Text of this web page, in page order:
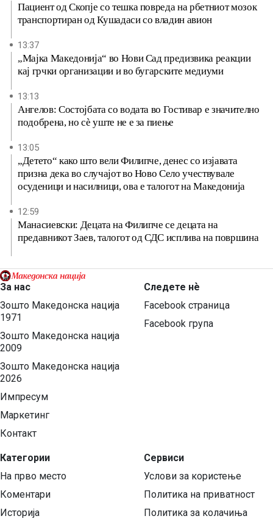
Пациент од Скопје со тешка повреда на рбетниот мозок
транспортиран од Кушадаси со владин авион
13:37
„Мајка Македонија“ во Нови Сад предизвика реакции
кај грчки организации и во бугарските медиуми
13:13
Ангелов: Состојбата со водата во Гостивар е значително
подобрена, но сè уште не е за пиење
13:05
„Детето“ како што вели Филипче, денес со изјавата
призна дека во случајот во Ново Село учествувале
осуденици и насилници, ова е талогот на Македонија
12:59
Манасиевски: Децата на Филипче се децата на
предавникот Заев, талогот од СДС исплива на површина
За нас
Зошто Македонска нација
1971
Зошто Македонска нација
2009
Зошто Македонска нација
2026
Импресум
Маркетинг
Контакт
Категории
На прво место
Коментари
Историја
Следете нѐ
Facebook страница
Facebook група
Сервиси
Услови за користење
Политика на приватност
Политика за колачиња